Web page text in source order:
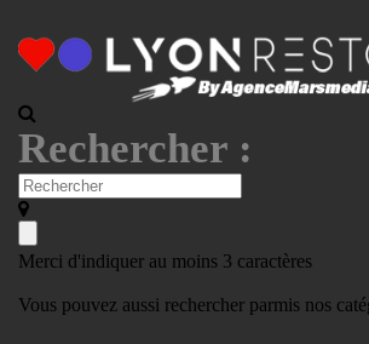
Rechercher :
Merci d'indiquer au moins 3 caractères
Vous pouvez aussi rechercher parmis nos